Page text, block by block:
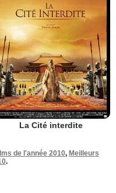
La Cité interdite
de l'année 2010, Meilleurs
.